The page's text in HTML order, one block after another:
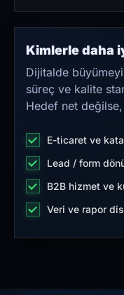
Kimlerle daha
Dijitalde
süreç ve kalite
Hedef net
E-ticaret ve
Lead / form
B2B hizmet ve
Veri ve rapor